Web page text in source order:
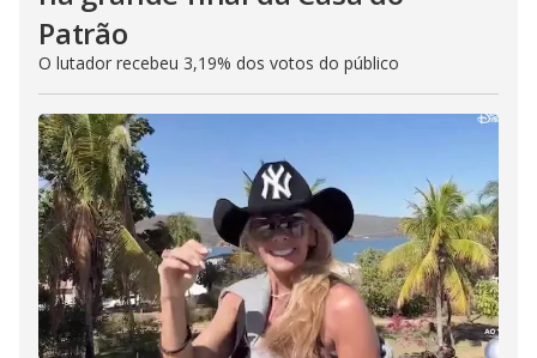
Patrão
O lutador recebeu 3,19% dos votos do público